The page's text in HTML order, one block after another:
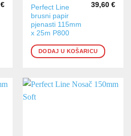
€
Perfect Line
brusni papir
pjenasti 115mm
x 25m P800
39,60 €
DODAJ U KOŠARICU